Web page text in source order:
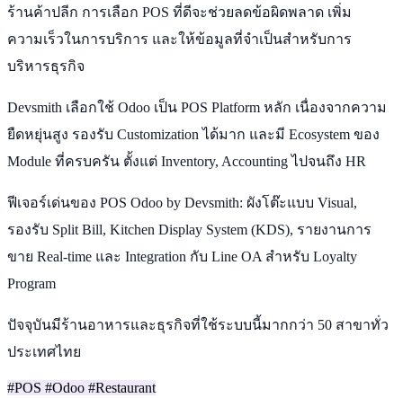
ร้านค้าปลีก การเลือก POS ที่ดีจะช่วยลดข้อผิดพลาด เพิ่ม
ความเร็วในการบริการ และให้ข้อมูลที่จำเป็นสำหรับการ
บริหารธุรกิจ
Devsmith เลือกใช้ Odoo เป็น POS Platform หลัก เนื่องจากความ
ยืดหยุ่นสูง รองรับ Customization ได้มาก และมี Ecosystem ของ
Module ที่ครบครัน ตั้งแต่ Inventory, Accounting ไปจนถึง HR
ฟีเจอร์เด่นของ POS Odoo by Devsmith: ผังโต๊ะแบบ Visual,
รองรับ Split Bill, Kitchen Display System (KDS), รายงานการ
ขาย Real-time และ Integration กับ Line OA สำหรับ Loyalty
Program
ปัจจุบันมีร้านอาหารและธุรกิจที่ใช้ระบบนี้มากกว่า 50 สาขาทั่ว
ประเทศไทย
#POS #Odoo #Restaurant